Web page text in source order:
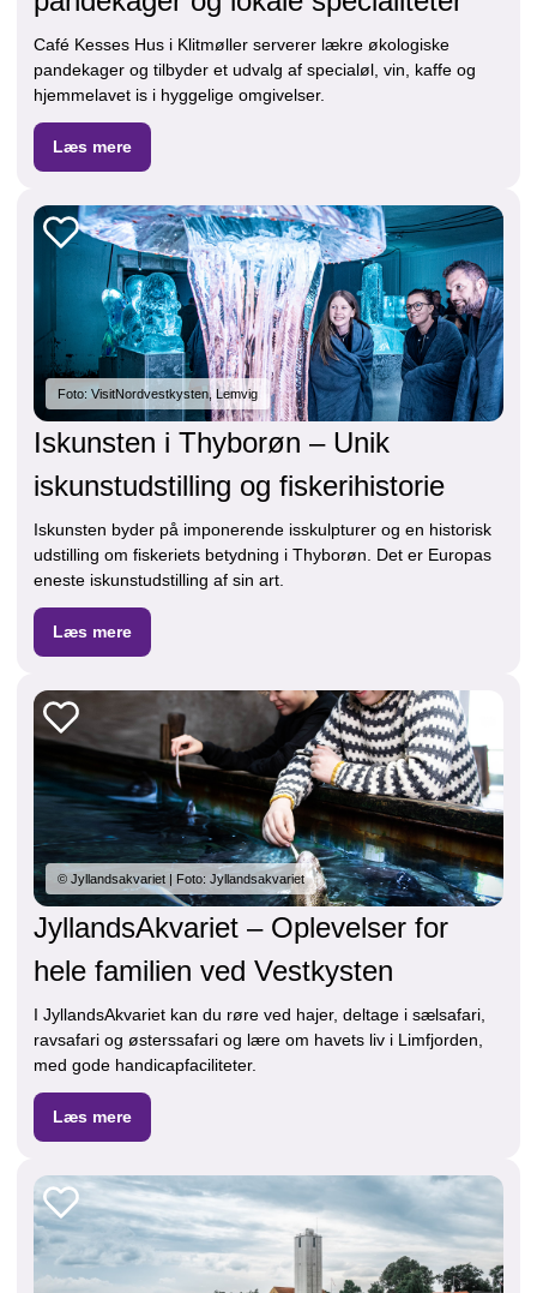
Café Kesses Hus i Klitmøller serverer lækre økologiske
pandekager og tilbyder et udvalg af specialøl, vin, kaffe og
hjemmelavet is i hyggelige omgivelser.
Læs mere
Foto: VisitNordvestkysten, Lemvig
Iskunsten i Thyborøn – Unik
iskunstudstilling og fiskerihistorie
Iskunsten byder på imponerende isskulpturer og en historisk
udstilling om fiskeriets betydning i Thyborøn. Det er Europas
eneste iskunstudstilling af sin art.
Læs mere
© Jyllandsakvariet | Foto: Jyllandsakvariet
JyllandsAkvariet – Oplevelser for
hele familien ved Vestkysten
I JyllandsAkvariet kan du røre ved hajer, deltage i sælsafari,
ravsafari og østerssafari og lære om havets liv i Limfjorden,
med gode handicapfaciliteter.
Læs mere